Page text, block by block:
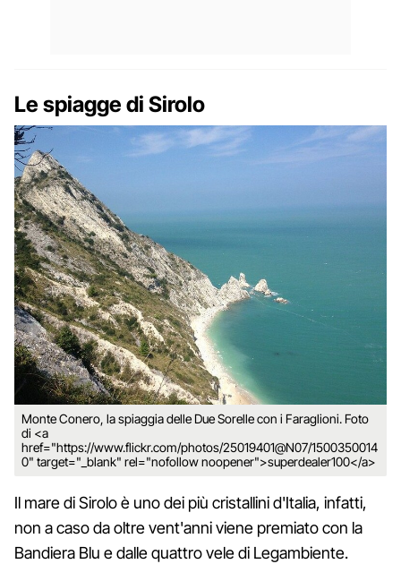
Le spiagge di Sirolo
Monte Conero, la spiaggia delle Due Sorelle con i Faraglioni. Foto
di <a
href="https://www.flickr.com/photos/25019401@N07/1500350014
0" target="_blank" rel="nofollow noopener">superdealer100</a>
Il mare di Sirolo è uno dei più cristallini d'Italia, infatti,
non a caso da oltre vent'anni viene premiato con la
Bandiera Blu e dalle quattro vele di Legambiente.